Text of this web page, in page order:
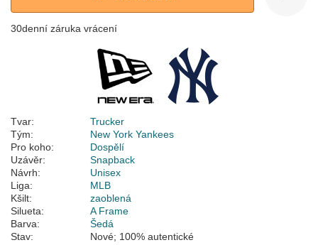
30denní záruka vrácení
Tvar:
Trucker
Tým:
New York Yankees
Pro koho:
Dospělí
Uzávěr:
Snapback
Návrh:
Unisex
Liga:
MLB
Kšilt:
zaoblená
Silueta:
A Frame
Barva:
Šedá
Stav:
Nové; 100% autentické